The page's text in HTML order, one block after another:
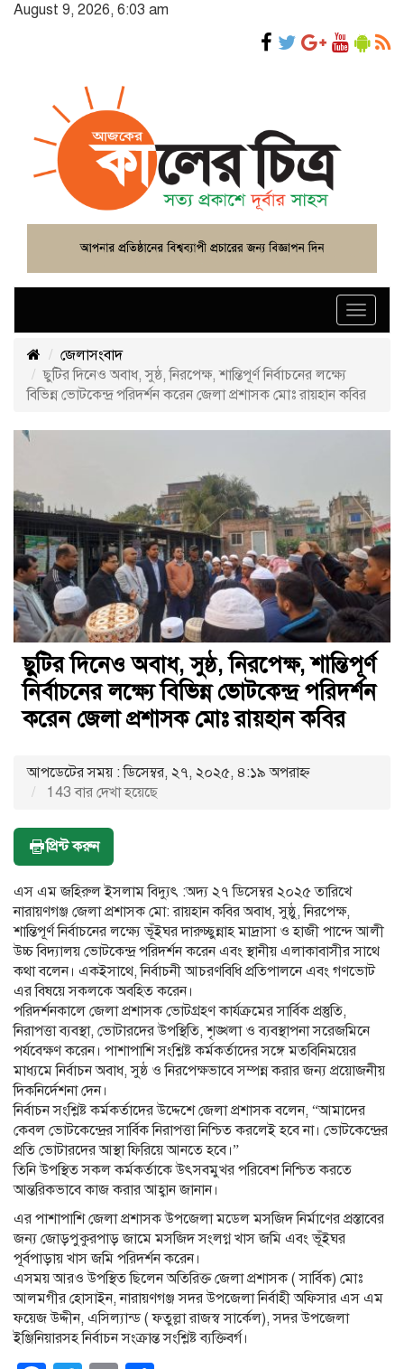
August 9, 2026, 6:03 am
Toggle
জেলাসংবাদ
ছুটির দিনেও অবাধ, সুষ্ঠ, নিরপেক্ষ, শান্তিপূর্ণ নির্বাচনের লক্ষ্যে
বিভিন্ন ভোটকেন্দ্র পরিদর্শন করেন জেলা প্রশাসক মোঃ রায়হান কবির
ছুটির দিনেও অবাধ, সুষ্ঠ, নিরপেক্ষ, শান্তিপূর্ণ
নির্বাচনের লক্ষ্যে বিভিন্ন ভোটকেন্দ্র পরিদর্শন
করেন জেলা প্রশাসক মোঃ রায়হান কবির
আপডেটের সময় : ডিসেম্বর, ২৭, ২০২৫, ৪:১৯ অপরাহ্ণ
143 বার দেখা হয়েছে
প্রিন্ট করুন
এস এম জহিরুল ইসলাম বিদ্যুৎ :অদ্য ২৭ ডিসেম্বর ২০২৫ তারিখে
নারায়ণগঞ্জ জেলা প্রশাসক মো: রায়হান কবির অবাধ, সুষ্ঠু, নিরপেক্ষ,
শান্তিপূর্ণ নির্বাচনের লক্ষ্যে ভূঁইঘর দারুচ্ছুন্নাহ মাদ্রাসা ও হাজী পান্দে আলী
উচ্চ বিদ্যালয় ভোটকেন্দ্র পরিদর্শন করেন এবং স্থানীয় এলাকাবাসীর সাথে
কথা বলেন। একইসাথে, নির্বাচনী আচরণবিধি প্রতিপালনে এবং গণভোট
এর বিষয়ে সকলকে অবহিত করেন।
পরিদর্শনকালে জেলা প্রশাসক ভোটগ্রহণ কার্যক্রমের সার্বিক প্রস্তুতি,
নিরাপত্তা ব্যবস্থা, ভোটারদের উপস্থিতি, শৃঙ্খলা ও ব্যবস্থাপনা সরেজমিনে
পর্যবেক্ষণ করেন। পাশাপাশি সংশ্লিষ্ট কর্মকর্তাদের সঙ্গে মতবিনিময়ের
মাধ্যমে নির্বাচন অবাধ, সুষ্ঠ ও নিরপেক্ষভাবে সম্পন্ন করার জন্য প্রয়োজনীয়
দিকনির্দেশনা দেন।
নির্বাচন সংশ্লিষ্ট কর্মকর্তাদের উদ্দেশে জেলা প্রশাসক বলেন, “আমাদের
কেবল ভোটকেন্দ্রের সার্বিক নিরাপত্তা নিশ্চিত করলেই হবে না। ভোটকেন্দ্রের
প্রতি ভোটারদের আস্থা ফিরিয়ে আনতে হবে।”
তিনি উপস্থিত সকল কর্মকর্তাকে উৎসবমুখর পরিবেশ নিশ্চিত করতে
আন্তরিকভাবে কাজ করার আহ্বান জানান।
এর পাশাপাশি জেলা প্রশাসক উপজেলা মডেল মসজিদ নির্মাণের প্রস্তাবের
জন্য জোড়পুকুরপাড় জামে মসজিদ সংলগ্ন খাস জমি এবং ভূঁইঘর
পূর্বপাড়ায় খাস জমি পরিদর্শন করেন।
এসময় আরও উপস্থিত ছিলেন অতিরিক্ত জেলা প্রশাসক ( সার্বিক) মোঃ
আলমগীর হোসাইন, নারায়ণগঞ্জ সদর উপজেলা নির্বাহী অফিসার এস এম
ফয়েজ উদ্দীন, এসিল্যান্ড ( ফতুল্লা রাজস্ব সার্কেল), সদর উপজেলা
ইঞ্জিনিয়ারসহ নির্বাচন সংক্রান্ত সংশ্লিষ্ট ব্যক্তিবর্গ।